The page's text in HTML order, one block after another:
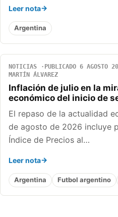
Leer nota
Argentina
NOTICIAS PUBLICADO 6 AGOSTO
MARTÍN ÁLVAREZ
Inflación de julio en la
económico del inicio de
El repaso de la actualidad
de agosto de 2026 incluye
Índice de Precios al…
Leer nota
Argentina Futbol argentino